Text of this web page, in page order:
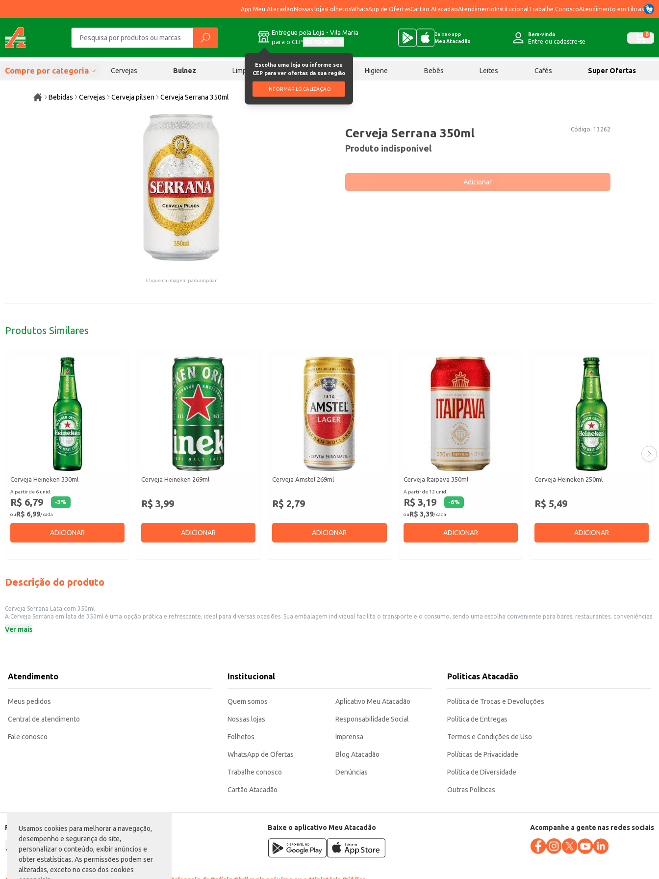
Usamos cookies para melhorar a navegação,
desempenho e segurança do site,
personalizar o conteúdo, exibir anúncios e
obter estatísticas. As permissões podem ser
alteradas, exceto no caso dos cookies
App Meu AtacadãoNossas lojasFolhetosWhatsApp de OfertasCartão AtacadãoAtendimentoInstitucional Trabalhe ConoscoAtendimento em Libras
Entregue pela Loja - Vila Maria
para o CEP
Escolha uma loja ou informe seu
CEP para ver ofertas da sua região
INFORMAR LOCALIZAÇÃO
Baixe o app
Meu Atacadão
Bem-vindo
Entre ou cadastre-se
0
Compre por categoria Cervejas Bulnez Limpeza Chocolates Higiene Bebês Leites Cafés Super Ofertas
Bebidas Cervejas Cerveja pilsen Cerveja Serrana 350ml
Clique na imagem para ampliar.
Código: 13262
Cerveja Serrana 350ml
Produto indisponível
Adicionar
Produtos Similares
Cerveja Heineken 330ml
A partir de 6 unid.
R$ 6,79 -3%
ouR$ 6,99/ cada
ADICIONAR
Cerveja Heineken 269ml
R$ 3,99
ADICIONAR
Cerveja Amstel 269ml
R$ 2,79
ADICIONAR
Cerveja Itaipava 350ml
A partir de 12 unid.
R$ 3,19 -6%
ouR$ 3,39/ cada
ADICIONAR
Cerveja Heineken 250ml
R$ 5,49
ADICIONAR
Descrição do produto
Cerveja Serrana Lata com 350ml
A Cerveja Serrana em lata de 350ml é uma opção prática e refrescante, ideal para diversas ocasiões. Sua embalagem individual facilita o transporte e o consumo, sendo uma escolha conveniente para bares, restaurantes, conveniências
Dicas de uso:
A Cerveja Serrana em lata de 350ml oferece praticidade e um produto de qualidade, atendendo às necessidades de diversos tipos de clientes, desde o consumidor individual até estabelecimentos comerciais que buscam opções
convenientes e de fácil manuseio.
Marca: Serrana
Categoria: Cerveja pilsen
EAN: 7891991008518
Ver mais
Atendimento
Meus pedidos
Central de atendimento
Fale conosco
Institucional
Quem somos
Nossas lojas
Folhetos
WhatsApp de Ofertas
Trabalhe conosco
Cartão Atacadão
Aplicativo Meu Atacadão
Responsabilidade Social
Imprensa
Blog Atacadão
Denúncias
Políticas Atacadão
Política de Trocas e Devoluções
Política de Entregas
Termos e Condições de Uso
Políticas de Privacidade
Política de Diversidade
Outras Políticas
Formas de pagamento Baixe o aplicativo Meu Atacadão Acompanhe a gente nas redes sociais